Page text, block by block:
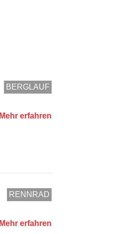
BERGLAUF
Mehr erfahren
RENNRAD
Mehr erfahren